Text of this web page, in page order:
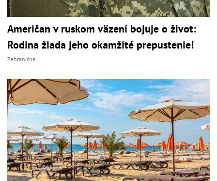
Američan v ruskom väzení bojuje o život:
Rodina žiada jeho okamžité prepustenie!
Zahraničné